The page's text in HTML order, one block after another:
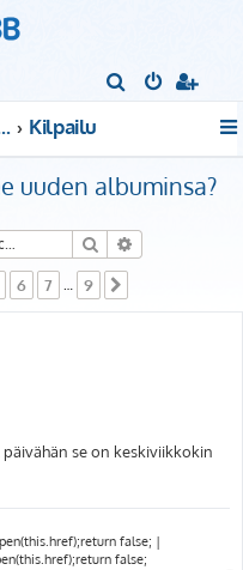
c
h
kattoon! Kilpailu
uuden albuminsa?
Search
6 7 9
se on keskiviikkokin
false; |
false;